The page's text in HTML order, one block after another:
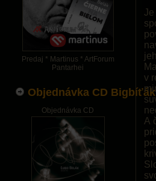
Predaj * Martinus * ArtForum
Pantarhei
Objednávka CD Bigbíťák
Objednávka CD
v
A